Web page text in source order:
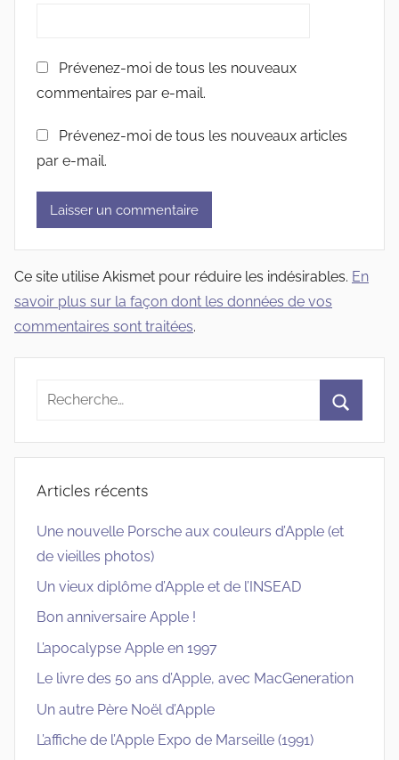
Prévenez-moi de tous les nouveaux
commentaires par e-mail.
Prévenez-moi de tous les nouveaux articles
par e-mail.
Ce site utilise Akismet pour réduire les indésirables. En
savoir plus sur la façon dont les données de vos
commentaires sont traitées.
Recherche
:
Articles récents
Une nouvelle Porsche aux couleurs d’Apple (et
de vieilles photos)
Un vieux diplôme d’Apple et de l’INSEAD
Bon anniversaire Apple !
L’apocalypse Apple en 1997
Le livre des 50 ans d’Apple, avec MacGeneration
Un autre Père Noël d’Apple
L’affiche de l’Apple Expo de Marseille (1991)